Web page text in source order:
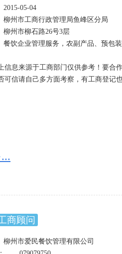
信息来源于工商部门仅供参考！要合
可信请自己多方面考察，有工商登记
商顾问